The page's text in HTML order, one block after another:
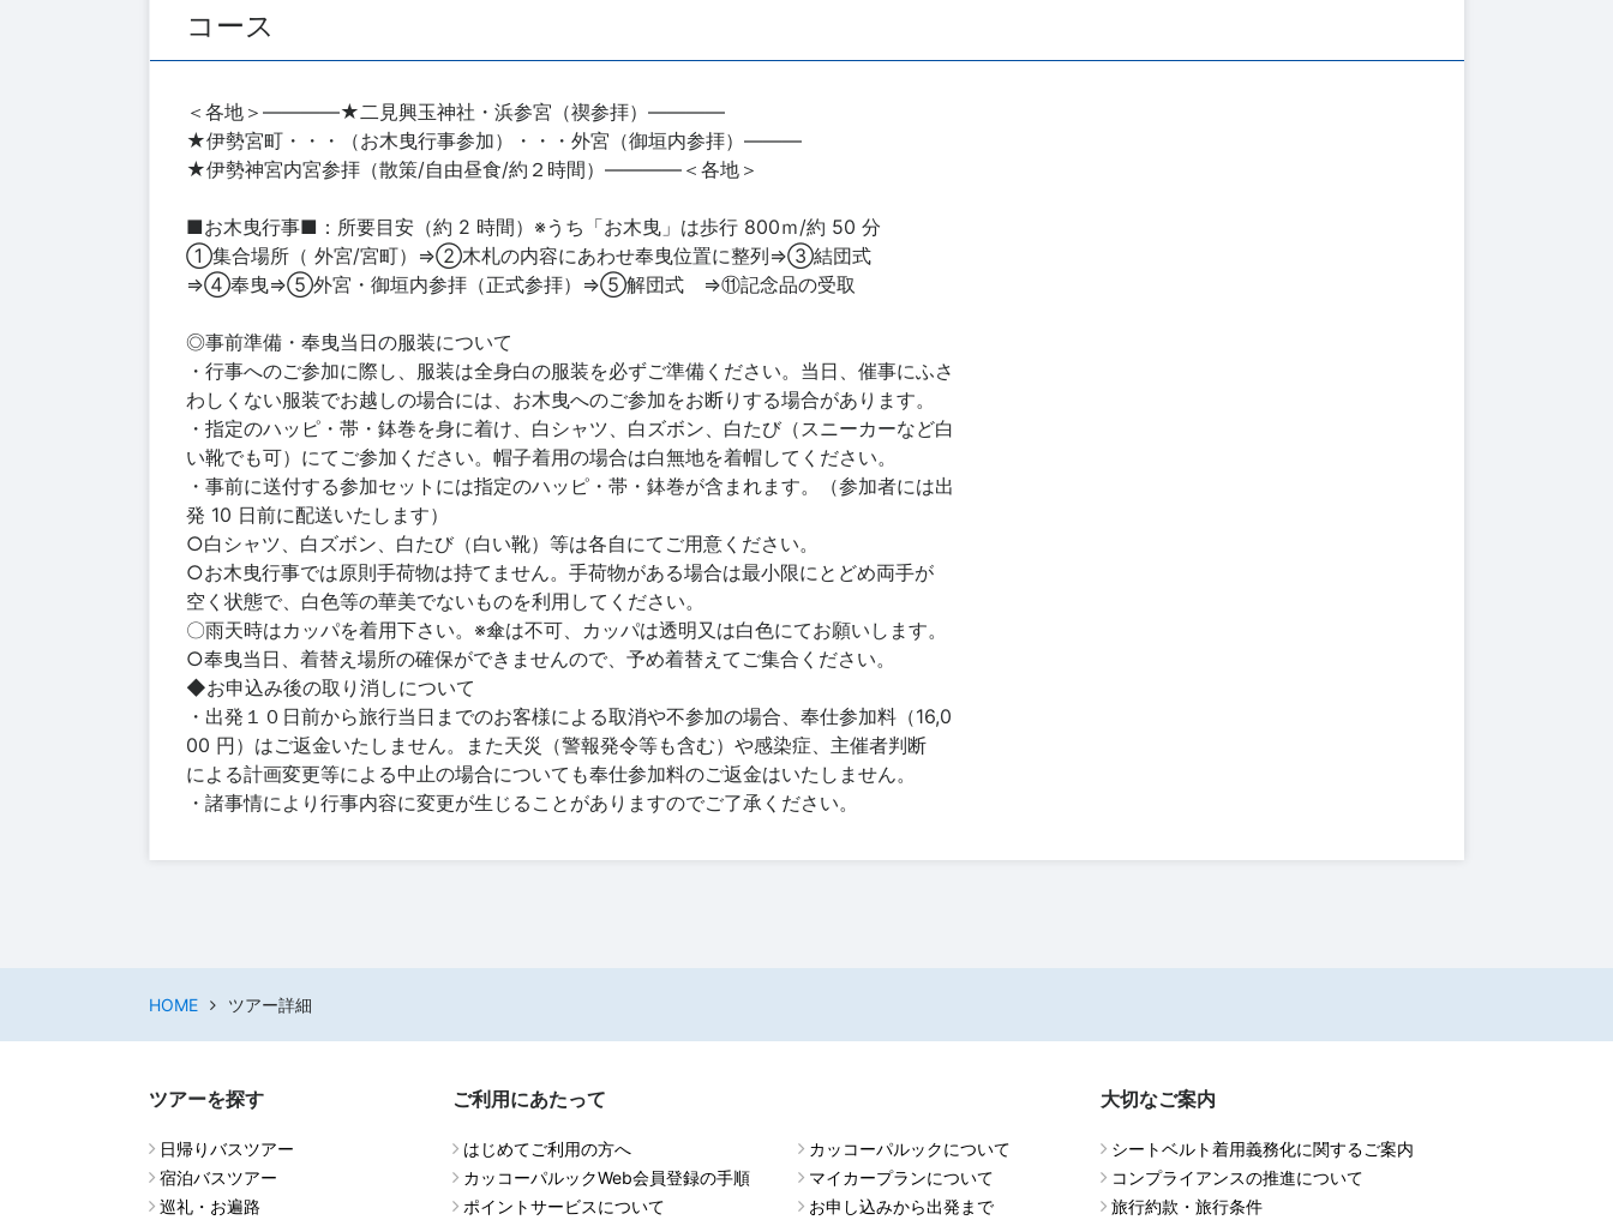
コース
＜各地＞――――★二見興玉神社・浜参宮（禊参拝）――――
★伊勢宮町・・・（お木曳行事参加）・・・外宮（御垣内参拝）―――
★伊勢神宮内宮参拝（散策/自由昼食/約２時間）――――＜各地＞
■お木曳行事■：所要目安（約 2 時間）※うち「お木曳」は歩行 800ｍ/約 50 分
①集合場所（ 外宮/宮町）⇒②木札の内容にあわせ奉曳位置に整列⇒③結団式
⇒④奉曳⇒⑤外宮・御垣内参拝（正式参拝）⇒⑤解団式 ⇒⑪記念品の受取
◎事前準備・奉曳当日の服装について
・行事へのご参加に際し、服装は全身白の服装を必ずご準備ください。当日、催事にふさ
わしくない服装でお越しの場合には、お木曳へのご参加をお断りする場合があります。
・指定のハッピ・帯・鉢巻を身に着け、白シャツ、白ズボン、白たび（スニーカーなど白
い靴でも可）にてご参加ください。帽子着用の場合は白無地を着帽してください。
・事前に送付する参加セットには指定のハッピ・帯・鉢巻が含まれます。（参加者には出
発 10 日前に配送いたします）
○白シャツ、白ズボン、白たび（白い靴）等は各自にてご用意ください。
○お木曳行事では原則手荷物は持てません。手荷物がある場合は最小限にとどめ両手が
空く状態で、白色等の華美でないものを利用してください。
〇雨天時はカッパを着用下さい。※傘は不可、カッパは透明又は白色にてお願いします。
○奉曳当日、着替え場所の確保ができませんので、予め着替えてご集合ください。
◆お申込み後の取り消しについて
・出発１０日前から旅行当日までのお客様による取消や不参加の場合、奉仕参加料（16,0
00 円）はご返金いたしません。また天災（警報発令等も含む）や感染症、主催者判断
による計画変更等による中止の場合についても奉仕参加料のご返金はいたしません。
・諸事情により行事内容に変更が生じることがありますのでご了承ください。
HOME ツアー詳細
ツアーを探す
日帰りバスツアー
宿泊バスツアー
巡礼・お遍路
ご利用にあたって
はじめてご利用の方へ
カッコーパルックWeb会員登録の手順
ポイントサービスについて
カッコーパルックについて
マイカープランについて
お申し込みから出発まで
大切なご案内
シートベルト着用義務化に関するご案内
コンプライアンスの推進について
旅行約款・旅行条件